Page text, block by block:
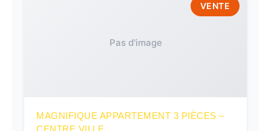
Pas d'image
VENTE
MAGNIFIQUE APPARTEMENT 3 PIÈCES –
CENTRE VILLE